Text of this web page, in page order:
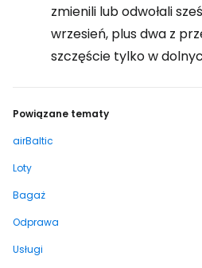
zmienili lub odwołali
wrzesień, plus dwa z
szczęście tylko w
Powiązane tematy
airBaltic
Loty
Bagaż
Odprawa
Usługi